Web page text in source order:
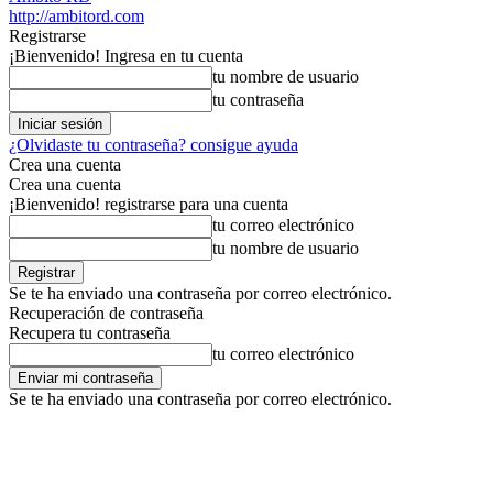
http://ambitord.com
Registrarse
¡Bienvenido! Ingresa en tu cuenta
tu nombre de usuario
tu contraseña
¿Olvidaste tu contraseña? consigue ayuda
Crea una cuenta
Crea una cuenta
¡Bienvenido! registrarse para una cuenta
tu correo electrónico
tu nombre de usuario
Se te ha enviado una contraseña por correo electrónico.
Recuperación de contraseña
Recupera tu contraseña
tu correo electrónico
Se te ha enviado una contraseña por correo electrónico.